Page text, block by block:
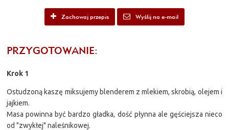
Zachowaj przepis Wyślij na e-mail
PRZYGOTOWANIE:
Krok 1
Ostudzoną kaszę miksujemy blenderem z mlekiem, skrobią, olejem i
jajkiem.
Masa powinna być bardzo gładka, dość płynna ale gęściejsza nieco
od "zwykłej" naleśnikowej.